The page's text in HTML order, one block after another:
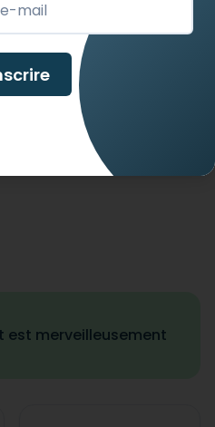
est merveilleusement